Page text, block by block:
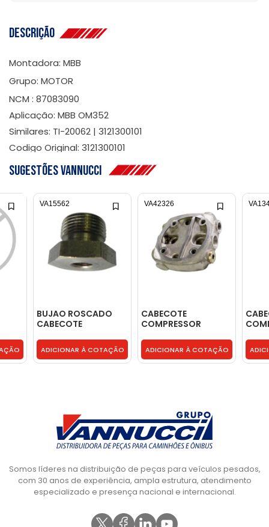
Descrição
Montadora: MBB
Grupo: MOTOR
NCM : 87083090
Aplicação: MBB OM352
Similares: TI-20062 | 3121300101
Codigo Original: 3121300101
Sugestões Vannucci
BUJAO ROSCADO
CABECOTE
2RD145055
ADICIONAR À COTAÇÃO
VA15562
CABECOTE
COMPRESSOR
ADICIONAR À COTAÇÃO
VA42326
Somos líderes na distribuição de peças para veículos pesados,
com 30 anos de experiência, ampla estrutura, atendimento
especializado e presença nacional e internacional.